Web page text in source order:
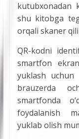
kutubxonadan
shu kitobga
orqali skaner
QR-kodni
smartfon
yuklash uchun
brauzerda
smartfonda
foydalanish
yuklab olish